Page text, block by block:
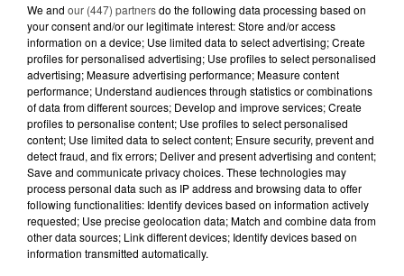
DIMITRI COUTAND
Journaliste
MARGOT DOUÉTIL
Journaliste
We and our (447) partnersdo the following data processing based on
your consent and/or our legitimate interest: Store and/or access
information on a device; Use limited data to select advertising; Create
profiles for personalised advertising; Use profiles to select personalised
advertising; Measure advertising performance; Measure content
performance; Understand audiences through statistics or combinations
of data from different sources; Develop and improve services; Create
profiles to personalise content; Use profiles to select personalised
content; Use limited data to select content; Ensure security, prevent and
detect fraud, and fix errors; Deliver and present advertising and content;
Save and communicate privacy choices. These technologies may
process personal data such as IP address and browsing data to offer
following functionalities: Identify devices based on information actively
requested; Use precise geolocation data; Match and combine data from
other data sources; Link different devices; Identify devices based on
information transmitted automatically.